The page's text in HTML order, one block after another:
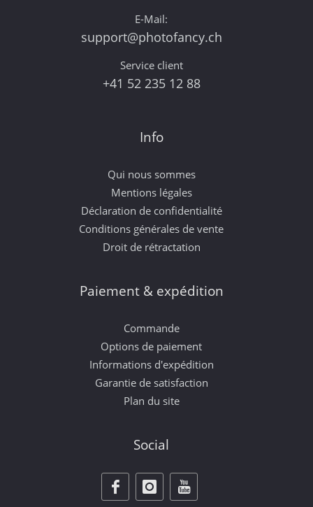
E-Mail:
support@photofancy.ch
Service client
+41 52 235 12 88
Info
Qui nous sommes
Mentions légales
Déclaration de confidentialité
Conditions générales de vente
Droit de rétractation
Paiement & expédition
Commande
Options de paiement
Informations d'expédition
Garantie de satisfaction
Plan du site
Social